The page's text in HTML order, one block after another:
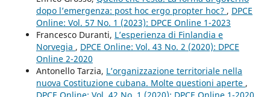
dopo l’emergenza: post hoc ergo propter hoc? , DPCE
Online: Vol. 57 No. 1 (2023): DPCE Online 1-2023
Francesco Duranti, L’esperienza di Finlandia e
Norvegia , DPCE Online: Vol. 43 No. 2 (2020): DPCE
Online 2-2020
Antonello Tarzia, L’organizzazione territoriale nella
nuova Costituzione cubana. Molte questioni aperte ,